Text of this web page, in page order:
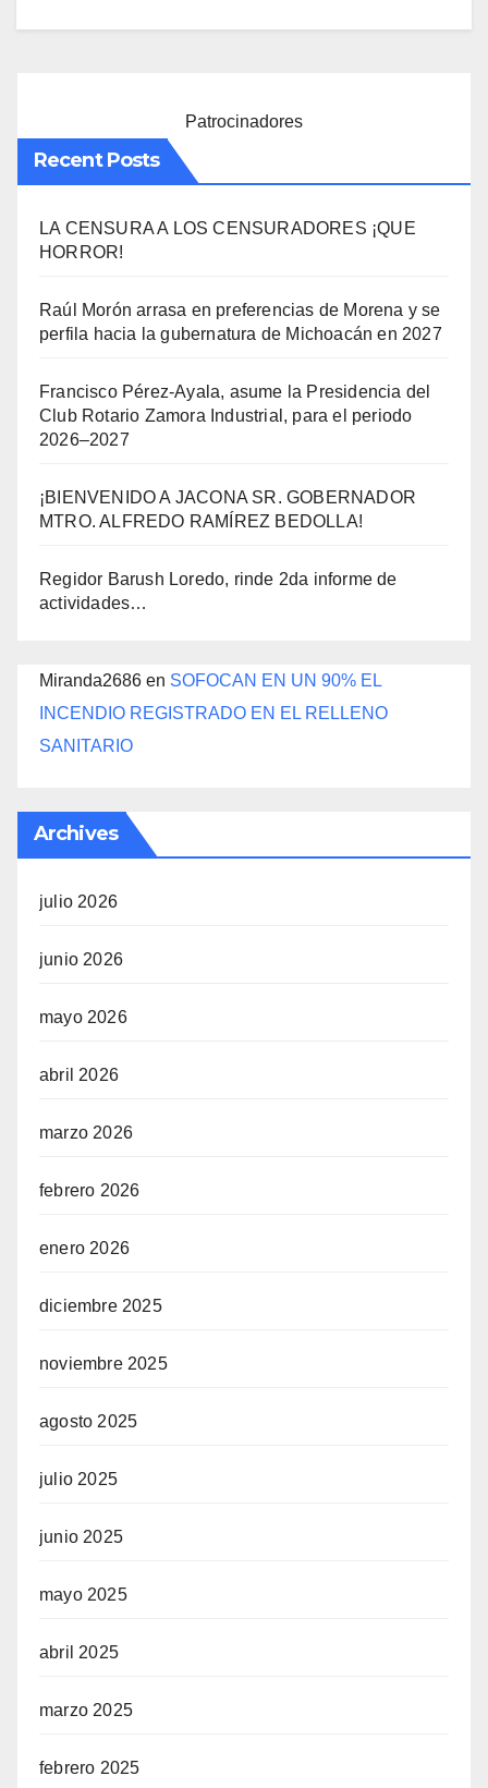
Patrocinadores
Recent Posts
LA CENSURA A LOS CENSURADORES ¡QUE
HORROR!
Raúl Morón arrasa en preferencias de Morena y se
perfila hacia la gubernatura de Michoacán en 2027
Francisco Pérez-Ayala, asume la Presidencia del
Club Rotario Zamora Industrial, para el periodo
2026–2027
¡BIENVENIDO A JACONA SR. GOBERNADOR
MTRO. ALFREDO RAMÍREZ BEDOLLA!
Regidor Barush Loredo, rinde 2da informe de
actividades…
Miranda2686 en SOFOCAN EN UN 90% EL
INCENDIO REGISTRADO EN EL RELLENO
SANITARIO
Archives
julio 2026
junio 2026
mayo 2026
abril 2026
marzo 2026
febrero 2026
enero 2026
diciembre 2025
noviembre 2025
agosto 2025
julio 2025
junio 2025
mayo 2025
abril 2025
marzo 2025
febrero 2025